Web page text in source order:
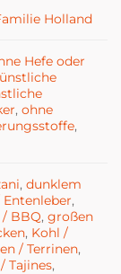
Holland
Hefe oder
,ohne
,
,dunklem
Entenleber,
BBQ,großen
, Kohl /
/ Terrinen,
Tajines,